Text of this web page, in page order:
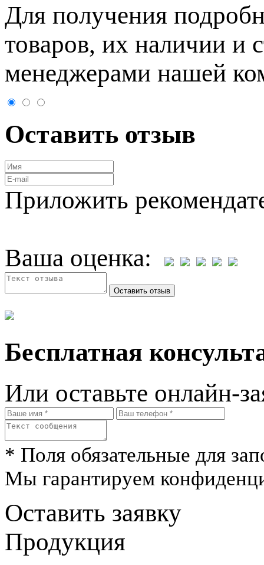
Для пoлучения
товaров, их нaличии и
менеджерами нашей
Оставить отзыв
Приложить
Ваша оценка:
Бесплатная
Или оставьте онлайн-
* Поля обязательные для
Мы гарантируем
Оставить заявку
Продукция